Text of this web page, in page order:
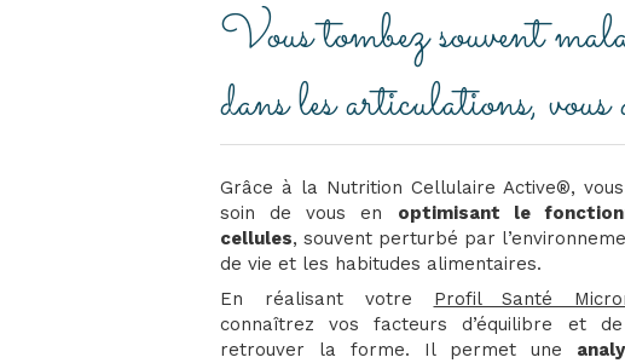
Vous tombez souvent
dans les articulations,
Grâce à la Nutrition Cellulaire Active®,
soin de vous en optimisant le
cellules, souvent perturbé par
de vie et les habitudes alimentaires.
En réalisant votre Profil Santé
connaîtrez vos facteurs d’équilibre et
retrouver la forme. Il permet une